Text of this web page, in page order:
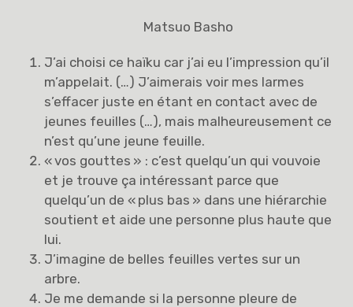
UAA4
UAA5
UAA6
Éducation à la philosophie et à la citoyenneté
Matsuo Basho
J’ai choisi ce haïku car j’ai eu l’impression qu’il
m’appelait. (…) J’aimerais voir mes larmes
s’effacer juste en étant en contact avec de
jeunes feuilles (…), mais malheureusement ce
n’est qu’une jeune feuille.
« vos gouttes » : c’est quelqu’un qui vouvoie
et je trouve ça intéressant parce que
quelqu’un de « plus bas » dans une hiérarchie
soutient et aide une personne plus haute que
lui.
J’imagine de belles feuilles vertes sur un
arbre.
Je me demande si la personne pleure de